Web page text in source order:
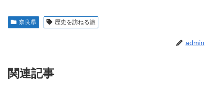
奈良県 歴史を訪ねる旅
admin
関連記事